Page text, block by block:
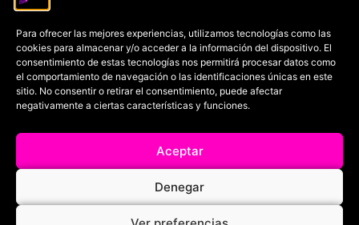
Para ofrecer las mejores experiencias, utilizamos tecnologías como las
cookies para almacenar y/o acceder a la información del dispositivo. El
consentimiento de estas tecnologías nos permitirá procesar datos como
el comportamiento de navegación o las identificaciones únicas en este
sitio. No consentir o retirar el consentimiento, puede afectar
negativamente a ciertas características y funciones.
Aceptar
Denegar
Política de privacidad
Términos y condiciones
Política de cookies
Aviso Legal
Filmaniak (2026)